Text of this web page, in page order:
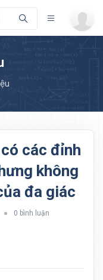
các đỉnh
không
đa giác
0 bình luận